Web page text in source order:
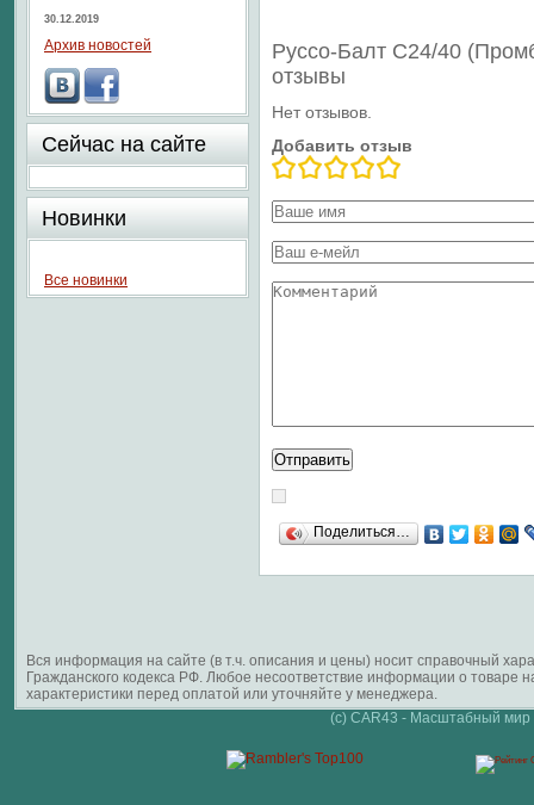
Руссо-Балт С24/40
отзывы
Нет отзывов.
Добавить отзыв
Поделиться…
30.12.2019
Архив новостей
Сейчас на сайте
Новинки
Все новинки
Вся информация на сайте (в т.ч. описания и цены) носит справочный
Гражданского кодекса РФ. Любое несоответствие информации о
характеристики перед оплатой или уточняйте у менеджера.
(c) CAR43 - Масштабный мир